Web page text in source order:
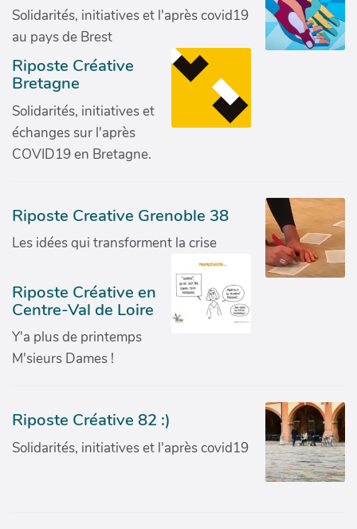
Solidarités, initiatives et l'après covid19
au pays de Brest
Riposte Créative
Bretagne
Solidarités, initiatives et
échanges sur l'après
COVID19 en Bretagne.
Riposte Creative Grenoble 38
Les idées qui transforment la crise
Riposte Créative en
Centre-Val de Loire
Y'a plus de printemps
M'sieurs Dames !
Riposte Créative 82 :)
Solidarités, initiatives et l'après covid19